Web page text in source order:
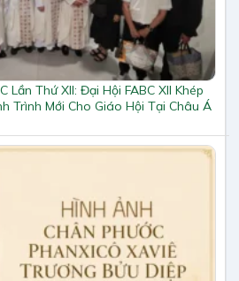
Lần Thứ XII: Đại Hội FABC XII Khép
Trình Mới Cho Giáo Hội Tại Châu Á